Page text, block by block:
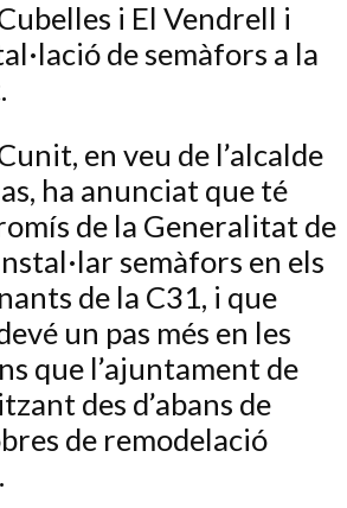
i El Vendrell i
de semàfors a la
en veu de l’alcalde
ha anunciat que té
de la Generalitat de
semàfors en els
de la C31, i que
un pas més en les
que l’ajuntament de
des d’abans de
de remodelació